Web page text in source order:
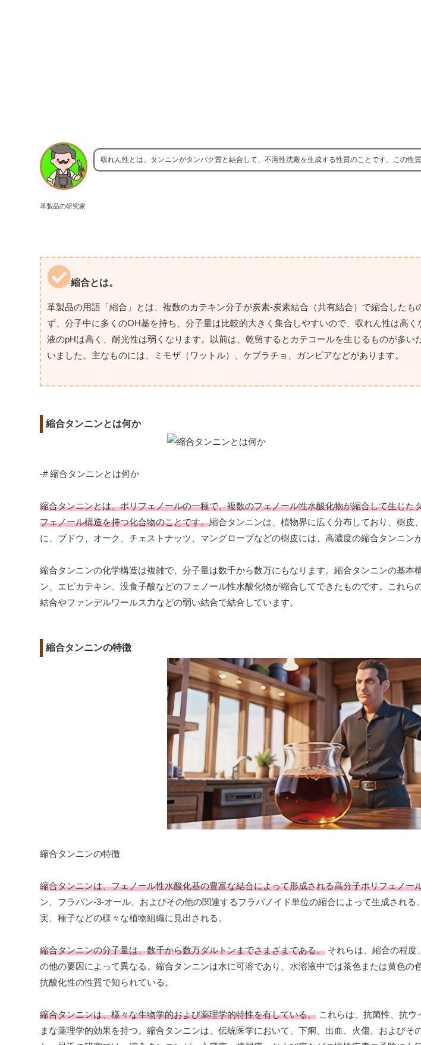
革製品の研究家
収れん性とは、タンニンがタンパク質と結合して、不溶性沈殿を生成する性質のことです。この性
縮合とは。
革製品の用語「縮合」とは、複数のカテキン分子が炭素-炭素結合（共有結合）で縮合したも
ず、分子中に多くのOH基を持ち、分子量は比較的大きく集合しやすいので、収れん性は高
液のpHは高く、耐光性は弱くなります。以前は、乾留するとカテコールを生じるものが多い
いました。主なものには、ミモザ（ワットル）、ケブラチョ、ガンビアなどがあります。
縮合タンニンとは何か
-# 縮合タンニンとは何か
縮合タンニンとは、ポリフェノールの一種で、複数のフェノール性水酸化物が縮合して生じた
フェノール構造を持つ化合物のことです。縮合タンニンは、植物界に広く分布しており、樹皮
に、ブドウ、オーク、チェストナッツ、マングローブなどの樹皮には、高濃度の縮合タンニン
縮合タンニンの化学構造は複雑で、分子量は数千から数万にもなります。縮合タンニンの基本
ン、エピカテキン、没食子酸などのフェノール性水酸化物が縮合してできたものです。これら
結合やファンデルワールス力などの弱い結合で結合しています。
縮合タンニンの特徴
縮合タンニンの特徴
縮合タンニンは、フェノール性水酸化基の豊富な結合によって形成される高分子ポリフェノー
ン、フラバン-3-オール、およびその他の関連するフラバノイド単位の縮合によって生成され
実、種子などの様々な植物組織に見出される。
縮合タンニンの分子量は、数千から数万ダルトンまでさまざまである。 それらは、縮合の程度
の他の要因によって異なる。縮合タンニンは水に可溶であり、水溶液中では茶色または黄色の
抗酸化性の性質で知られている。
縮合タンニンは、様々な生物学的および薬理学的特性を有している。 これらは、抗菌性、抗
まな薬理学的効果を持つ。縮合タンニンは、伝統医学において、下痢、出血、火傷、およびそ